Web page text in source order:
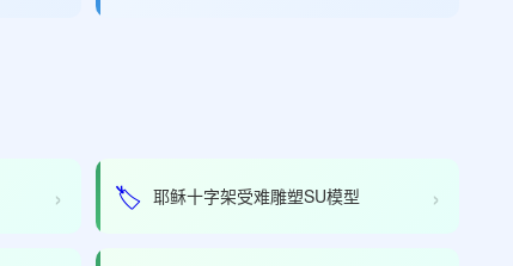
› 🏷️ 耶稣十字架受难雕塑SU模型 ›